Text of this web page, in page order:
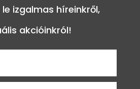
izgalmas híreinkről,
akcióinkról!